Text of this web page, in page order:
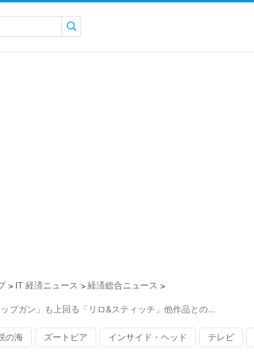
> IT 経済ニュース > 経済総合ニュース >
ップガン」も上回る「リロ&スティッチ」他作品との…
の海 ズートピア インサイド・ヘッド テレビ